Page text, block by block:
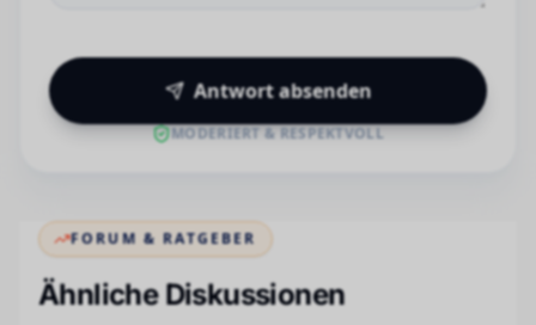
MODERIERT & RESPEKTVOLL
Antwort absenden
FORUM & RATGEBER
Ähnliche Diskussionen